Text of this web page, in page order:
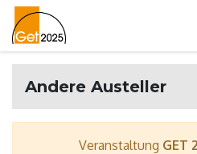
Andere Austeller
Veranstaltung GET